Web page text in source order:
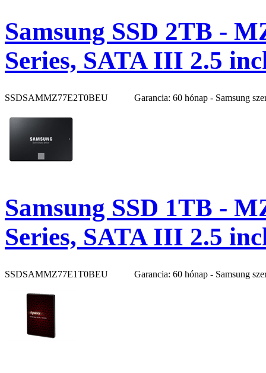
Samsung SSD 2TB -
Series, SATA III 2.5
SSDSAMMZ77E2T0BEU Garancia: 60 hónap - Samsung
Samsung SSD 1TB -
Series, SATA III 2.5
SSDSAMMZ77E1T0BEU Garancia: 60 hónap - Samsung